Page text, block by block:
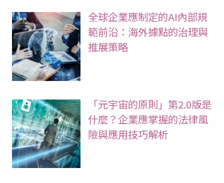
全球企業應制定的AI內部規
範前沿：海外據點的治理與
推展策略
「元宇宙的原則」第2.0版是
什麼？企業應掌握的法律風
險與應用技巧解析